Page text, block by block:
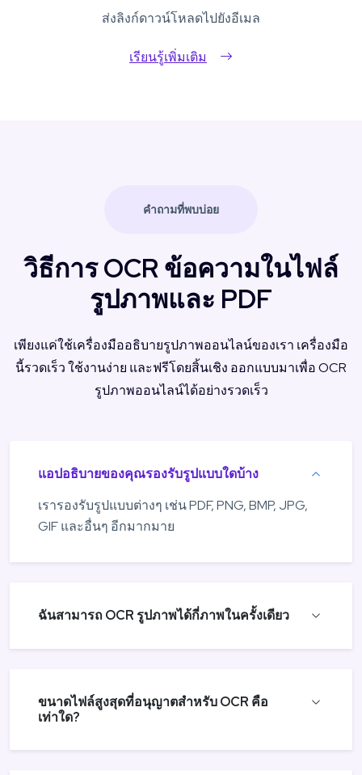
ส่งลิงก์ดาวน์โหลดไปยังอีเมล
เรียนรู้เพิ่มเติม
คำถามที่พบบ่อย
วิธีการ OCR ข้อความในไฟล์
รูปภาพและ PDF
เพียงแค่ใช้เครื่องมืออธิบายรูปภาพออนไลน์ของเรา เครื่องมือ
นี้รวดเร็ว ใช้งานง่าย และฟรีโดยสิ้นเชิง ออกแบบมาเพื่อ OCR
รูปภาพออนไลน์ได้อย่างรวดเร็ว
แอปอธิบายของคุณรองรับรูปแบบใดบ้าง
เรารองรับรูปแบบต่างๆ เช่น PDF, PNG, BMP, JPG,
GIF และอื่นๆ อีกมากมาย
ฉันสามารถ OCR รูปภาพได้กี่ภาพในครั้งเดียว
ขนาดไฟล์สูงสุดที่อนุญาตสำหรับ OCR คือ
เท่าใด?